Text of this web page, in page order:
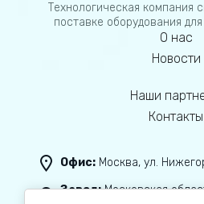
Технологическая компания
поставке оборудования
О нас
Новости
Наши
Контакты
Офис:Москва, ул.
Завод:Московская